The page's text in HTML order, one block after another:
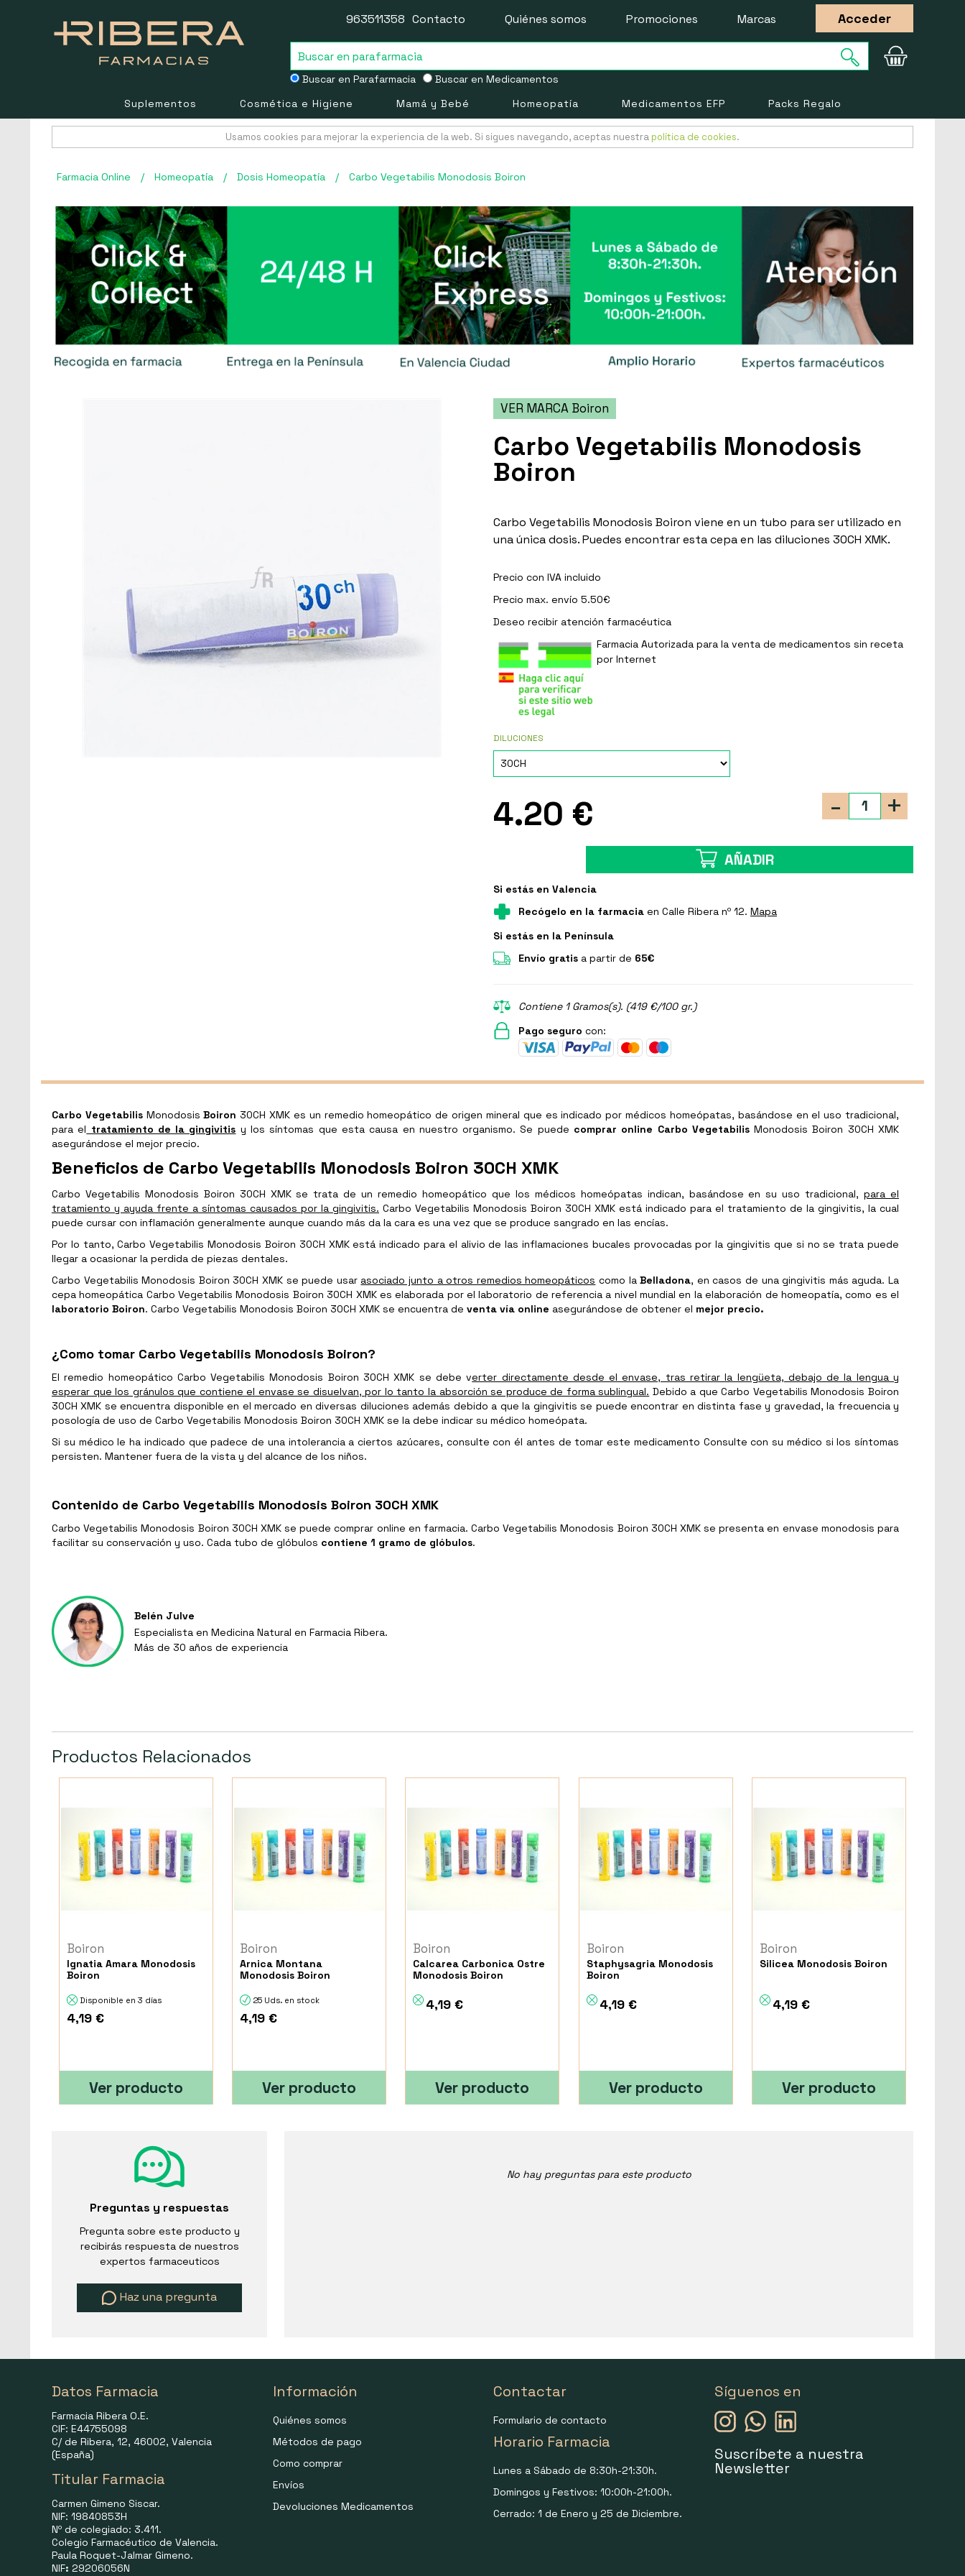
Buscar en Parafarmacia Buscar en Medicamentos
963511358 Contacto Quiénes somos Promociones Marcas Acceder
Suplementos Cosmética e Higiene Mamá y Bebé Homeopatía Medicamentos EFP Packs Regalo
Usamos cookies para mejorar la experiencia de la web. Si sigues navegando, aceptas nuestra política de cookies.
Farmacia Online / Homeopatía / Dosis Homeopatía / Carbo Vegetabilis Monodosis Boiron
VER MARCA Boiron
Carbo Vegetabilis Monodosis
Boiron
Carbo Vegetabilis Monodosis Boiron viene en un tubo para ser utilizado en
una única dosis. Puedes encontrar esta cepa en las diluciones 30CH XMK.
Precio con IVA incluido
Precio max. envío 5.50€
Deseo recibir atención farmacéutica
Farmacia Autorizada para la venta de medicamentos sin receta
por Internet
DILUCIONES
4.20 € +
-
AÑADIR
Si estás en Valencia
Recógelo en la farmacia en Calle Ribera nº 12. Mapa
Si estás en la Península
Envío gratis a partir de 65€
Contiene 1 Gramos(s). (419 €/100 gr.)
Pago seguro con:
Carbo VegetabilisMonodosisBoiron 30CH XMK es un remedio homeopático de origen mineral que es indicado por médicos homeópatas, basándose en el uso tradicional,
para el tratamiento de la gingivitis y los síntomas que esta causa en nuestro organismo. Se puede comprar online Carbo VegetabilisMonodosis Boiron 30CH XMK
asegurándose el mejor precio.
Beneficios de Carbo Vegetabilis Monodosis Boiron 30CH XMK
Carbo Vegetabilis Monodosis Boiron 30CH XMK se trata de un remedio homeopático que los médicos homeópatas indican, basándose en su uso tradicional,para el
tratamiento y ayuda frente a síntomas causados por la gingivitis. Carbo Vegetabilis Monodosis Boiron 30CH XMK está indicado para el tratamiento de la gingivitis, la cual
puede cursar con inflamación generalmente aunque cuando más da la cara es una vez que se produce sangrado en las encías.
Por lo tanto, Carbo Vegetabilis Monodosis Boiron 30CH XMK está indicado para el alivio de las inflamaciones bucales provocadas por la gingivitis que si no se trata puede
llegar a ocasionar la perdida de piezas dentales.
Carbo Vegetabilis Monodosis Boiron 30CH XMK se puede usar asociado junto a otros remedios homeopáticos como laBelladona, en casos de una gingivitis más aguda. La
cepa homeopática Carbo Vegetabilis Monodosis Boiron 30CH XMK es elaborada por el laboratorio de referencia a nivel mundial en la elaboración de homeopatía, como es el
laboratorio Boiron. Carbo Vegetabilis Monodosis Boiron 30CH XMK se encuentra de venta vía online asegurándose de obtener el mejor precio.
¿Como tomar Carbo Vegetabilis Monodosis Boiron?
El remedio homeopático Carbo Vegetabilis Monodosis Boiron 30CH XMK se debe verter directamente desde el envase, tras retirar la lengüeta, debajo de la lengua y
esperar que los gránulos que contiene el envase se disuelvan, por lo tanto la absorción se produce de forma sublingual. Debido a que Carbo Vegetabilis Monodosis Boiron
30CH XMK se encuentra disponible en el mercado en diversas diluciones además debido a que la gingivitis se puede encontrar en distinta fase y gravedad, la frecuencia y
posología de uso de Carbo Vegetabilis Monodosis Boiron 30CH XMK se la debe indicar su médico homeópata.
Si su médico le ha indicado que padece de una intolerancia a ciertos azúcares, consulte con él antes de tomar este medicamento Consulte con su médico si los síntomas
persisten. Mantener fuera de la vista y del alcance de los niños.
Contenido de Carbo Vegetabilis Monodosis Boiron 30CH XMK
Carbo Vegetabilis Monodosis Boiron 30CH XMK se puede comprar online en farmacia. Carbo Vegetabilis Monodosis Boiron 30CH XMK se presenta en envase monodosis para
facilitar su conservación y uso. Cada tubo de glóbulos contiene 1 gramo de glóbulos.
Belén Julve
Especialista en Medicina Natural en Farmacia Ribera.
Más de 30 años de experiencia
Productos Relacionados
Boiron
Ignatia Amara Monodosis
Boiron
Disponible en 3 días
4,19 €
Ver producto
Boiron
Arnica Montana
Monodosis Boiron
25 Uds. en stock
4,19 €
Ver producto
Boiron
Calcarea Carbonica Ostre
Monodosis Boiron
4,19 €
Ver producto
Boiron
Staphysagria Monodosis
Boiron
4,19 €
Ver producto
Boiron
Silicea Monodosis Boiron
4,19 €
Ver producto
Preguntas y respuestas
Pregunta sobre este producto y
recibirás respuesta de nuestros
expertos farmaceuticos
Haz una pregunta
No hay preguntas para este producto
Datos Farmacia
Farmacia Ribera O.E.
CIF: E44755098
C/ de Ribera, 12, 46002, Valencia
(España)
Titular Farmacia
Carmen Gimeno Siscar.
NIF: 19840853H
Nº de colegiado: 3.411.
Colegio Farmacéutico de Valencia.
Paula Roquet-Jalmar Gimeno.
NIF: 29206056N
Información
Quiénes somos
Métodos de pago
Como comprar
Envíos
Devoluciones Medicamentos
Contactar
Formulario de contacto
Horario Farmacia
Lunes a Sábado de 8:30h-21:30h.
Domingos y Festivos: 10:00h-21:00h.
Cerrado: 1 de Enero y 25 de Diciembre.
Síguenos en
Suscríbete a nuestra
Newsletter